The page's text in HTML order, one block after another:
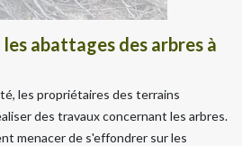
abattages des arbres à
les propriétaires des terrains
des travaux concernant les arbres.
menacer de s'effondrer sur les